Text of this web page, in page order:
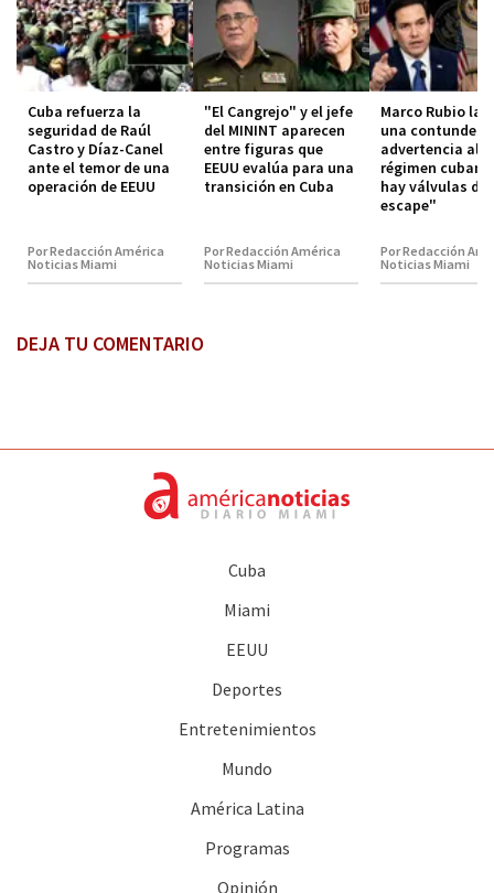
Cuba refuerza la
seguridad de Raúl
Castro y Díaz-Canel
ante el temor de una
operación de EEUU
Por Redacción América
Noticias Miami
"El Cangrejo" y el jefe
del MININT aparecen
entre figuras que
EEUU evalúa para una
transición en Cuba
Por Redacción América
Noticias Miami
Marco Rubio
una
advertencia al
régimen
hay válvulas de
escape"
Por Redacción
Noticias Miami
DEJA TU COMENTARIO
Cuba
Miami
EEUU
Deportes
Entretenimientos
Mundo
América Latina
Programas
Opinión